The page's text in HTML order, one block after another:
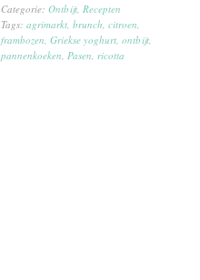
Categorie:Ontbijt Recepten
Tags:agrimarkt ,brunch ,citroen
frambozen ,Griekse yoghurt ,ontbijt
pannenkoeken Pasen ricotta